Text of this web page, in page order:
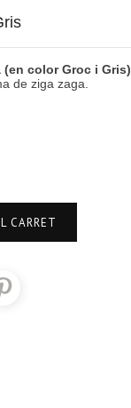
(en color Groc i Gris)
de ziga zaga.
CARRET